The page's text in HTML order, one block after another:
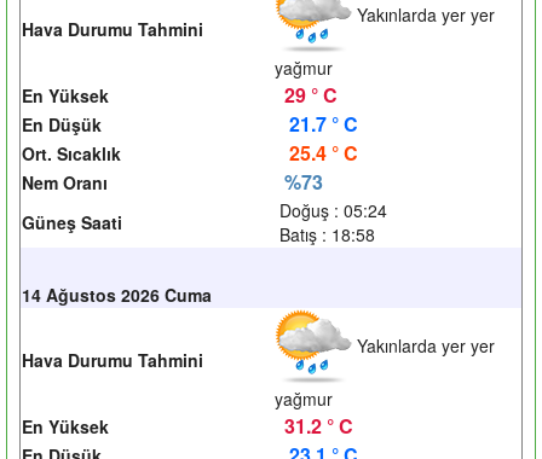
Hava Durumu Tahmini
Yakınlarda yer yer
yağmur
En Yüksek
29 ° C
En Düşük 21.7 ° C
Ort. Sıcaklık 25.4 ° C
Nem Oranı %73
Güneş Saati
Doğuş : 05:24
Batış : 18:58
14 Ağustos 2026 Cuma
Hava Durumu Tahmini
Yakınlarda yer yer
yağmur
En Yüksek
31.2 ° C